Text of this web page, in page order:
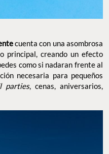
cuenta con una asombrosa
principal, creando un efecto
como si nadaran frente al
necesaria para pequeños
parties, cenas, aniversarios,